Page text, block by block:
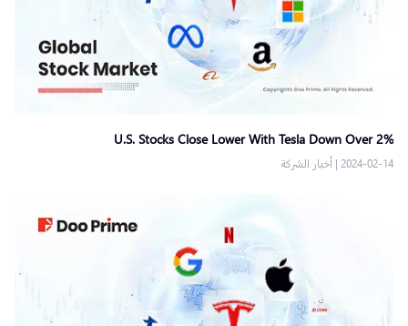
U.S. Stocks Close Lower With Tesla Down Over 2%
2024-02-14
| أخبار الشركة